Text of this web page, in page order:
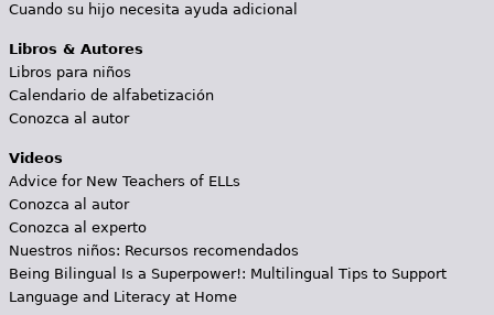
Cuando su hijo necesita ayuda adicional
Libros & Autores
Libros para niños
Calendario de alfabetización
Conozca al autor
Videos
Advice for New Teachers of ELLs
Conozca al autor
Conozca al experto
Nuestros niños: Recursos recomendados
Being Bilingual Is a Superpower!: Multilingual Tips to Support
Language and Literacy at Home